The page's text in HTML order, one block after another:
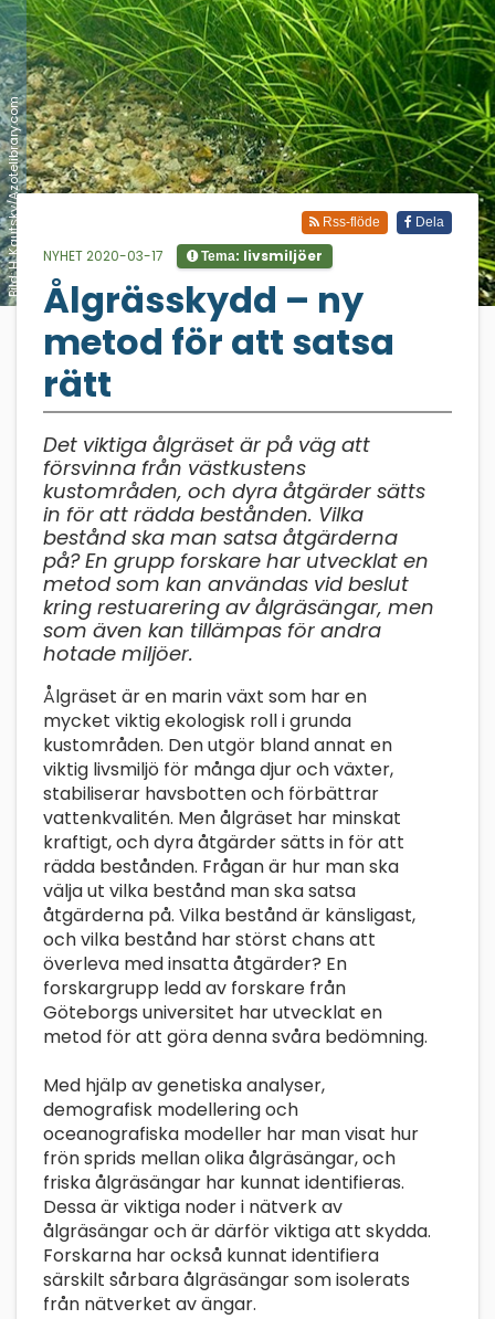
Bild: H. Kautsky/Azotelibrary.com
;
Dela
Rss-flöde
NYHET 2020-03-17 Tema: livsmiljöer
Ålgrässkydd – ny
metod för att satsa
rätt
Det viktiga ålgräset är på väg att
försvinna från västkustens
kustområden, och dyra åtgärder sätts
in för att rädda bestånden. Vilka
bestånd ska man satsa åtgärderna
på? En grupp forskare har utvecklat en
metod som kan användas vid beslut
kring restuarering av ålgräsängar, men
som även kan tillämpas för andra
hotade miljöer.
Ålgräset är en marin växt som har en
mycket viktig ekologisk roll i grunda
kustområden. Den utgör bland annat en
viktig livsmiljö för många djur och växter,
stabiliserar havsbotten och förbättrar
vattenkvalitén. Men ålgräset har minskat
kraftigt, och dyra åtgärder sätts in för att
rädda bestånden. Frågan är hur man ska
välja ut vilka bestånd man ska satsa
åtgärderna på. Vilka bestånd är känsligast,
och vilka bestånd har störst chans att
överleva med insatta åtgärder? En
forskargrupp ledd av forskare från
Göteborgs universitet har utvecklat en
metod för att göra denna svåra bedömning.
Med hjälp av genetiska analyser,
demografisk modellering och
oceanografiska modeller har man visat hur
frön sprids mellan olika ålgräsängar, och
friska ålgräsängar har kunnat identifieras.
Dessa är viktiga noder i nätverk av
ålgräsängar och är därför viktiga att skydda.
Forskarna har också kunnat identifiera
särskilt sårbara ålgräsängar som isolerats
från nätverket av ängar.